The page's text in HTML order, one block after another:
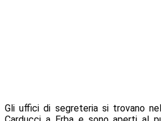
Gli uffici di segreteria si trovano